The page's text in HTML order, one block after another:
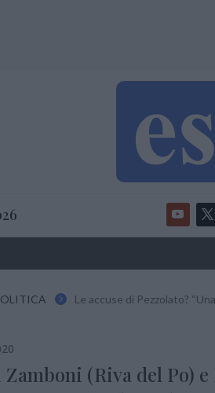
 Le accuse di Pezzolato?
(Riva del Po)